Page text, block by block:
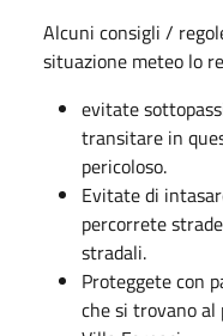
Alcuni consigli /
situazione meteo lo
evitate
transitare in
pericoloso.
Evitate di
percorrete
stradali.
Proteggete con
che si trovano